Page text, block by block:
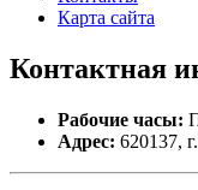
Карта сайта
Контактная
Рабочие часы:
Адрес: 620137,